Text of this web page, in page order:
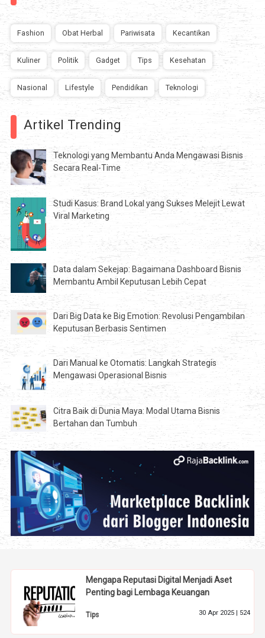
Fashion Obat Herbal Pariwisata Kecantikan
Kuliner Politik Gadget Tips Kesehatan
Nasional Lifestyle Pendidikan Teknologi
Artikel Trending
Teknologi yang Membantu Anda Mengawasi Bisnis
Secara Real-Time
Studi Kasus: Brand Lokal yang Sukses Melejit Lewat
Viral Marketing
Data dalam Sekejap: Bagaimana Dashboard Bisnis
Membantu Ambil Keputusan Lebih Cepat
Dari Big Data ke Big Emotion: Revolusi Pengambilan
Keputusan Berbasis Sentimen
Dari Manual ke Otomatis: Langkah Strategis
Mengawasi Operasional Bisnis
Citra Baik di Dunia Maya: Modal Utama Bisnis
Bertahan dan Tumbuh
Mengapa Reputasi Digital Menjadi Aset
Penting bagi Lembaga Keuangan
Tips 30 Apr 2025 | 524